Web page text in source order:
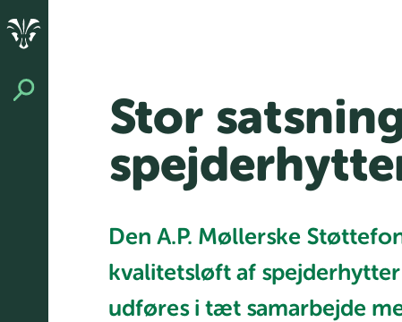
Stor
Den A.P. Møllerske
kvalitetsløft af
udføres i tæt samarbejde